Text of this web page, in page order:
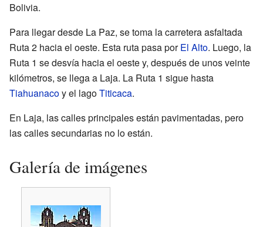
Bolivia.
Para llegar desde La Paz, se toma la carretera asfaltada
Ruta 2 hacia el oeste. Esta ruta pasa porEl Alto. Luego, la
Ruta 1 se desvía hacia el oeste y, después de unos veinte
kilómetros, se llega a Laja. La Ruta 1 sigue hasta
Tiahuanacoy el lagoTiticaca.
En Laja, las calles principales están pavimentadas, pero
las calles secundarias no lo están.
Galería de imágenes